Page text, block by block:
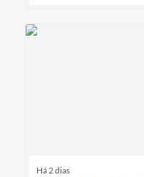
Há 2 dias